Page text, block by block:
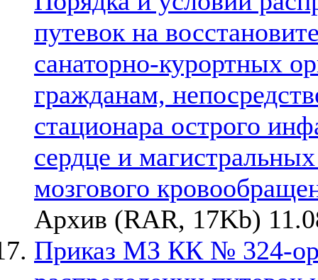
путевок на
санаторно-курортных
гражданам,
стационара острого
сердце и
мозгового
Архив (RAR, 17Kb)
Приказ МЗ КК № 324-